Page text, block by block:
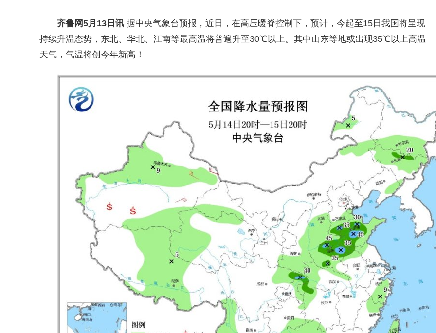
齐鲁网5月13日讯据中央气象台预报，近日，在高压暖脊控制下，预计，今起至15日我国将呈现
持续升温态势，东北、华北、江南等最高温将普遍升至30℃以上。其中山东等地或出现35℃以上高温
天气，气温将创今年新高！